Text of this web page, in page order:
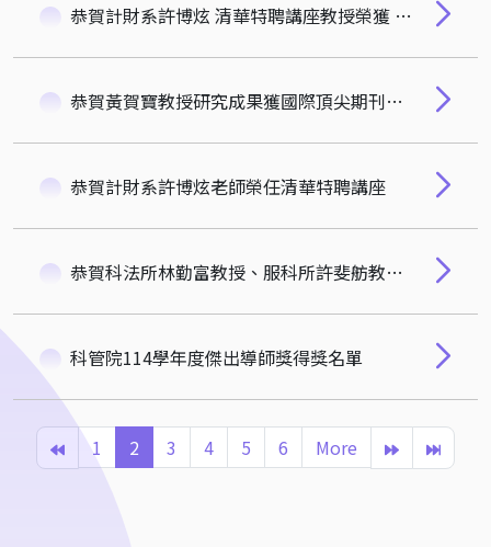
恭賀計財系許博炫 清華特聘講座教授榮獲 2025 玉山學術獎
恭賀黃賀寶教授研究成果獲國際頂尖期刊《Journal of Law and Economics》正式接受
恭賀計財系許博炫老師榮任清華特聘講座
恭賀科法所林勤富教授、服科所許斐舫教授及陳思筑博士候選人榮獲教育部磨課師標竿課程獎
科管院114學年度傑出導師獎得獎名單
1 2 3 4 5 6 More